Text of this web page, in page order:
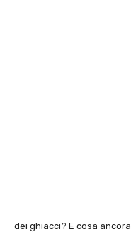
dei ghiacci? E cosa